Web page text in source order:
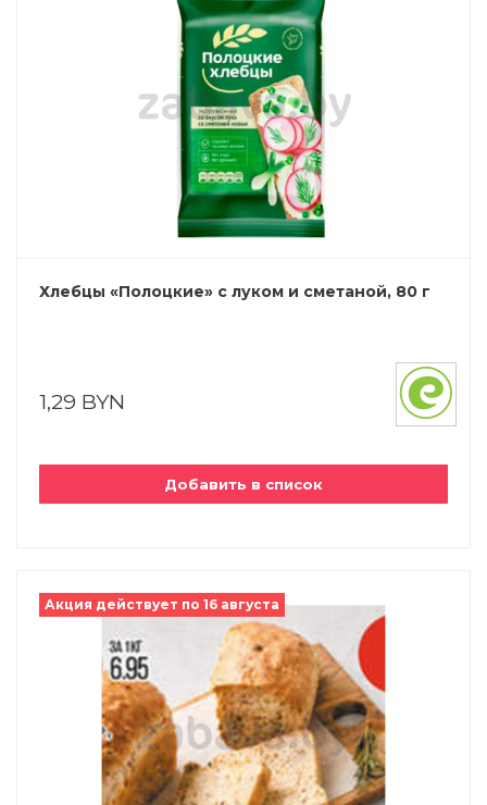
Хлебцы «Полоцкие» с луком и сметаной, 80 г
1,29 BYN
Добавить в список
Акция действует по 16 августа